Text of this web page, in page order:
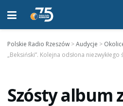
Polskie Radio Rzeszów >Audycje >
„Beksiński”. Kolejna odsłona
Szósty album